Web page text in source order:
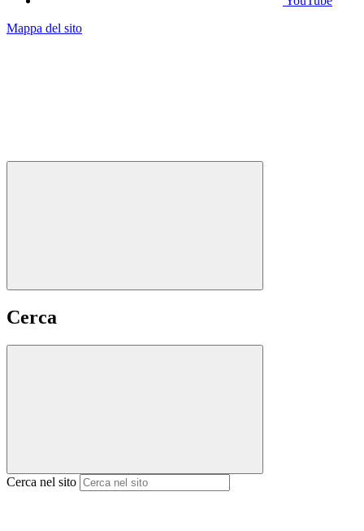
Mappa del sito
Cerca
Cerca nel sito